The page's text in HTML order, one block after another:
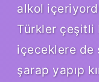
alkol
Türkler çeşitli
içeceklere de
şarap yapıp